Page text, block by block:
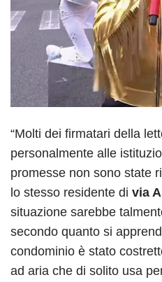
“Molti dei firmatari della
personalmente alle
promesse non sono state
lo stesso residente di via
situazione sarebbe
secondo quanto si
condominio è stato
ad aria che di solito usa